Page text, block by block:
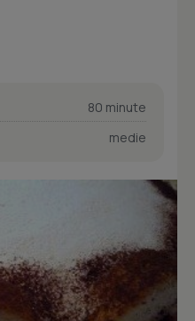
80 minute
medie